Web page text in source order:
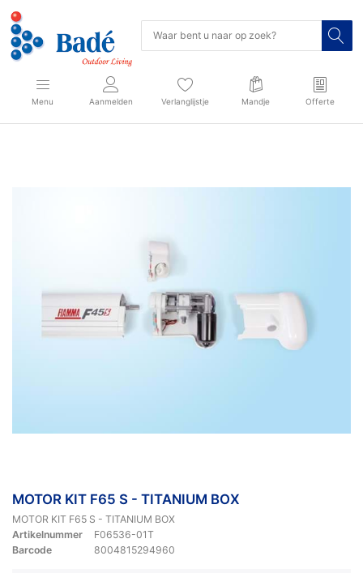
Menu Aanmelden Verlanglijstje Mandje Offerte
MOTOR KIT F65 S - TITANIUM BOX
MOTOR KIT F65 S - TITANIUM BOX
Artikelnummer
F06536-01T
Barcode
8004815294960